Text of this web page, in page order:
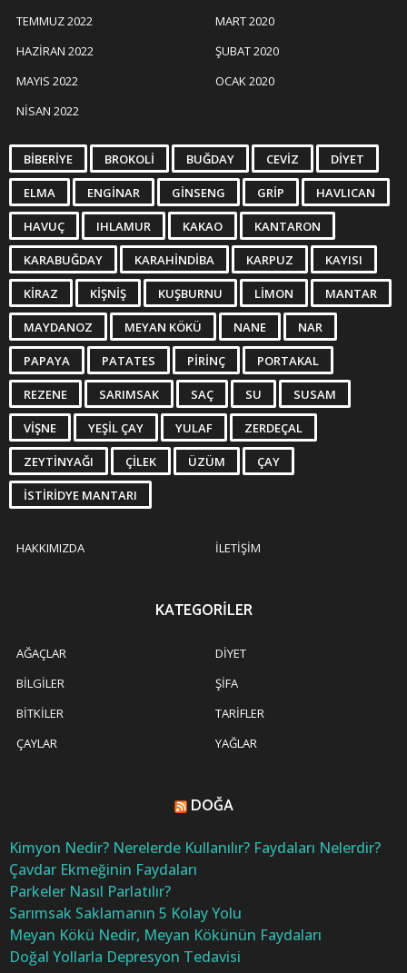
TEMMUZ 2022
HAZIRAN 2022
MAYIS 2022
NISAN 2022
MART 2020
ŞUBAT 2020
OCAK 2020
BIBERIYE BROKOLI BUĞDAY CEVIZ DIYET
ELMA ENGINAR GINSENG GRIP HAVLICAN
HAVUÇ IHLAMUR KAKAO KANTARON
KARABUĞDAY KARAHINDIBA KARPUZ KAYISI
KIRAZ KIŞNIŞ KUŞBURNU LIMON MANTAR
MAYDANOZ MEYAN KÖKÜ NANE NAR
PAPAYA PATATES PIRINÇ PORTAKAL
REZENE SARIMSAK SAÇ SU SUSAM
VIŞNE YEŞIL ÇAY YULAF ZERDEÇAL
ZEYTINYAĞI ÇILEK ÜZÜM ÇAY
İSTIRIDYE MANTARI
HAKKIMIZDA İLETIŞIM
KATEGORILER
AĞAÇLAR
BILGILER
BITKILER
ÇAYLAR
DIYET
ŞIFA
TARIFLER
YAĞLAR
DOĞA
Kimyon Nedir? Nerelerde Kullanılır? Faydaları Nelerdir?
Çavdar Ekmeğinin Faydaları
Parkeler Nasıl Parlatılır?
Sarımsak Saklamanın 5 Kolay Yolu
Meyan Kökü Nedir, Meyan Kökünün Faydaları
Doğal Yollarla Depresyon Tedavisi